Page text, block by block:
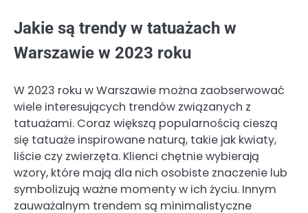
Jakie są trendy w tatuażach w
Warszawie w 2023 roku
W 2023 roku w Warszawie można zaobserwować
wiele interesujących trendów związanych z
tatuażami. Coraz większą popularnością cieszą
się tatuaże inspirowane naturą, takie jak kwiaty,
liście czy zwierzęta. Klienci chętnie wybierają
wzory, które mają dla nich osobiste znaczenie lub
symbolizują ważne momenty w ich życiu. Innym
zauważalnym trendem są minimalistyczne